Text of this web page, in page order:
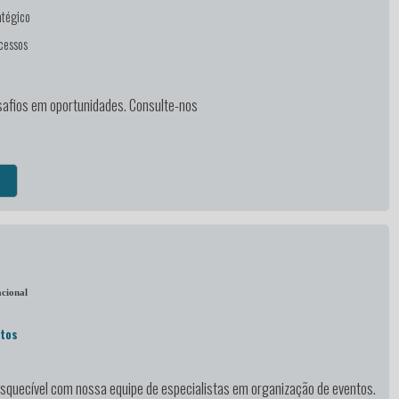
em oportunidades. Consulte-nos
com nossa equipe de especialistas em organização de eventos.